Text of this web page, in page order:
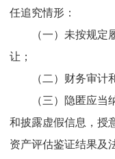
任追究情形：
（一）未按规
让；
（二）财务审计
（三）隐匿应
和披露虚假信息，授
资产评估鉴证结果及